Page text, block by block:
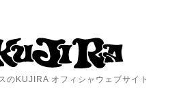
のKUJIRA オフィシャウェブサイト